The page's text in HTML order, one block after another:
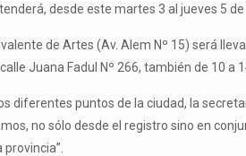
desde este martes 3 al jueves 5
de Artes (Av. Alem Nº 15) será
Juana Fadul Nº 266, también de 10 a
diferentes puntos de la ciudad, la
no sólo desde el registro sino en